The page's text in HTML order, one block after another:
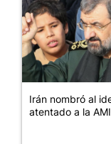
Irán nombró al
atentado a la